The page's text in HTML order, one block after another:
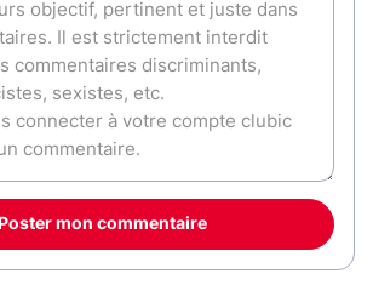
Poster mon commentaire